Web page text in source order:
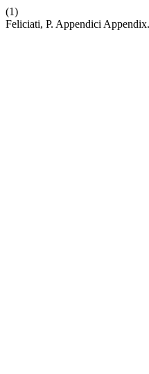
(1)
Feliciati, P. Appendici Appendix.